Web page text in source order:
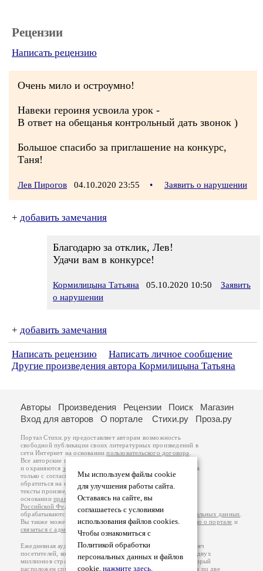
Рецензии
Написать рецензию
Очень мило и остроумно!
Навеки героиня усвоила урок -
В ответ на обещанья контрольный дать звонок )
Большое спасибо за приглашение на конкурс,
Таня!
Лев Пирогов 04.10.2020 23:55 • Заявить о нарушении
+ добавить замечания
Благодарю за отклик, Лев!
Удачи вам в конкурсе!
Кормилицына Татьяна 05.10.2020 10:50
Заявить
о нарушении
+ добавить замечания
Написать рецензию
Написать личное сообщение
Другие произведения автора Кормилицына Татьяна
Мы используем файлы cookie
для улучшения работы сайта.
Оставаясь на сайте, вы
соглашаетесь с условиями
использования файлов cookies.
Чтобы ознакомиться с
Политикой обработки
персональных данных и файлов
cookie, нажмите здесь.
Авторы Произведения Рецензии Поиск
Магазин
Вход для авторов
О портале Стихи.ру Проза.ру
Портал Стихи.ру предоставляет авторам возможность
свободной публикации своих литературных произведений в
сети Интернет на основаниипользовательского договора
Все авторские права на произведения принадлежат авторам
и охраняются законом
. Перепечатка произведений возможна
только с согласия его автора, к которому вы можете
обратиться на его авторской странице. Ответственность за
тексты произведений авторы несут самостоятельно на
основанииправил публикацииизаконодательства
Российской Федерации
обрабатываются на основанииПолитики обработки персональных данных
Вы также можете посмотреть более подробнуюинформацию о портале и
связаться с администрацией
Ежедневная аудитория портала Стихи.ру – порядка 200 тысяч
посетителей, которые в общей сумме просматривают более двух
миллионов страниц по данным счетчика посещаемости, который
расположен справа от этого текста. В каждой графе указано по две